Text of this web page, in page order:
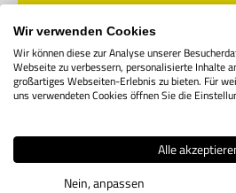
Produktbeschreibung
D43GUX Schneidplatte
Wir verwenden Cookies
Wir können diese zur Analyse unserer
Webseite zu verbessern, personalisierte Inhalte
großartiges Webseiten-Erlebnis zu bieten. Für
uns verwendeten Cookies öffnen Sie die
Alle
Nein, anpassen